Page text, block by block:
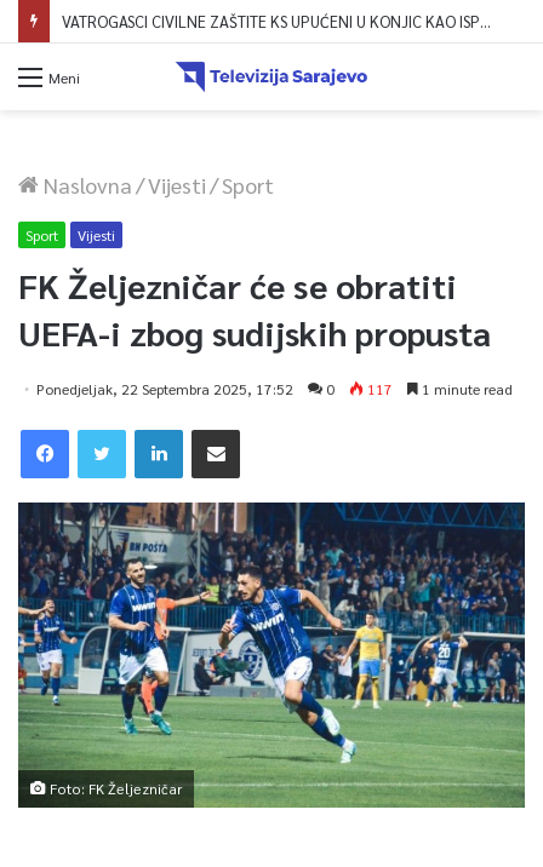
VATROGASCI CIVILNE ZAŠTITE KS UPUĆENI U KONJIC KAO ISPOMOĆ U GAŠENJU POŽARA
Meni
Naslovna/Vijesti/Sport
Sport Vijesti
FK Željezničar će se obratiti
UEFA-i zbog sudijskih propusta
Ponedjeljak, 22 Septembra 2025, 17:52 0 117 1 minute read
Foto: FK Željezničar